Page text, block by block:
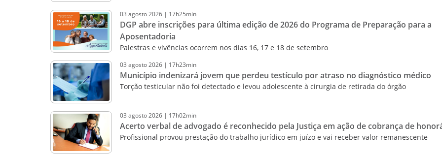
03 agosto2026 | 17h25min
DGP abre inscrições para última edição de 2026 do Programa de Preparação para a
Aposentadoria
Palestras e vivências ocorrem nos dias 16, 17 e 18 de setembro
03 agosto2026 | 17h23min
Município indenizará jovem que perdeu testículo por atraso no diagnóstico médico
Torção testicular não foi detectado e levou adolescente à cirurgia de retirada do órgão
03 agosto2026 | 17h02min
Acerto verbal de advogado é reconhecido pela Justiça em ação de cobrança de
Profissional provou prestação do trabalho jurídico em juízo e vai receber valor remanescente